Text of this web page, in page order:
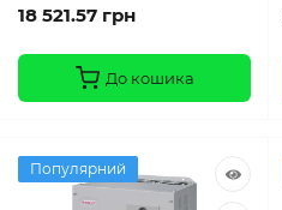
18 521.57 грн
До кошика
Популярний